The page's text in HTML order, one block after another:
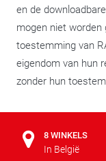
en de
mogen niet
toestemming van
eigendom van hun
zonder hun
8 WINKELS
In België